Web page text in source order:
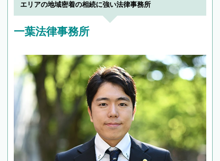
エリアの地域密着の相続に強い法律事務所
一葉法律事務所